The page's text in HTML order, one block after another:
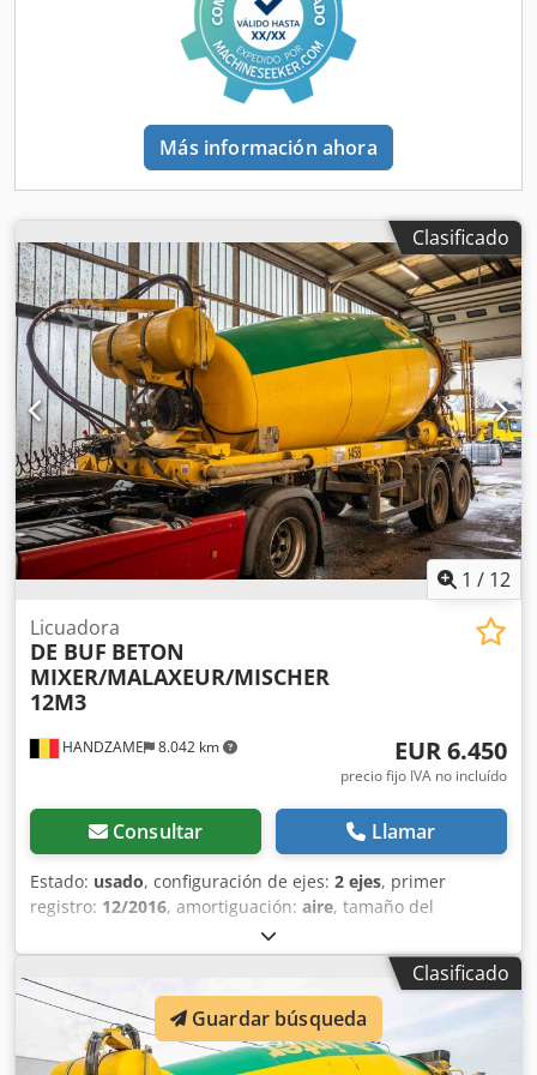
mm Ancho de trabajo mín.: 50 mm Cabina de protección
Cuadro eléctrico Dimensiones totales: 2700 x 1000 x 1250 h
(mm) Peso: 1500 kg Crjdpfewiv Dksx Ah Rof
Más información ahora
Clasificado
1 / 12
HANDZAME 8.042 km
Licuadora
DE BUF BETON
MIXER/MALAXEUR/MISCHER
12M3
EUR 6.450
precio fijo IVA no incluído
Consultar Llamar
Estado: usado, configuración de ejes: 2 ejes, primer
registro: 12/2016, amortiguación: aire, tamaño del
, distancia entre ejes:
Año de fabricación:2016, Material utilizable: hormigón
Medida de neumáticos: 425/65R22,5 Suspensión:
suspensión neumática Tracción: tracción a las ruedas Peso
en vacío: 7.720 kg Carga útil: 28.280 kg MMA: 36.000 kg
Codpfx Ahsuc Dcdj Rerf Marca de la carrocería: DE BUF
Clasificado
Guardar búsqueda